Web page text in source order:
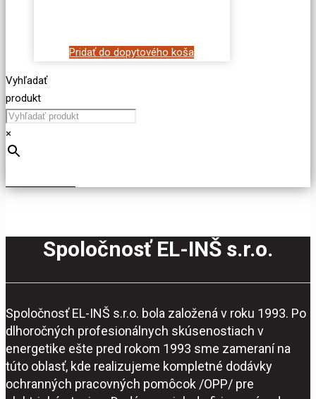
Pridať do dopytového koša
Vyhľadať
produkt
×
Spoločnosť EL-INŠ s.r.o.
Spoločnosť EL-INŠ s.r.o. bola založená v roku 1993. Po
dlhoročných profesionálnych skúsenostiach v
energetike ešte pred rokom 1993 sme zameraní na
túto oblasť, kde realizujeme kompletné dodávky
ochranných pracovných pomôcok /OPP/ pre